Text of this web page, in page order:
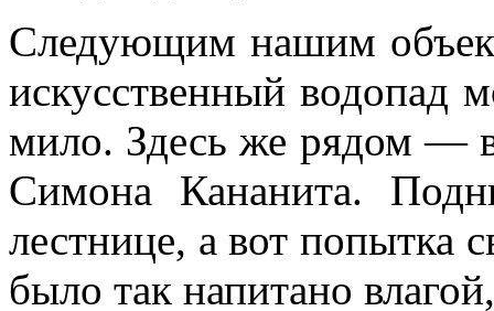
Следующим нашим
искусственный водопад
мило. Здесь же рядом —
Симона Кананита.
лестнице, а вот попытка
было так напитано